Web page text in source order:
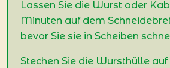
Lassen Sie die Wurst oder
Minuten auf dem
bevor Sie sie in Scheiben
Stechen Sie die Wursthülle